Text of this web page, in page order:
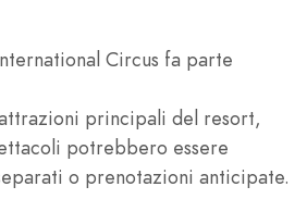
Circus fa parte
principali del resort,
potrebbero essere
o prenotazioni anticipate.